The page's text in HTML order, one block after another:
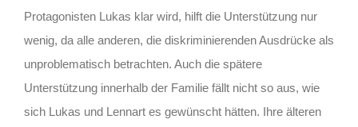
Protagonisten Lukas klar wird, hilft die Unterstützung nur
wenig, da alle anderen, die diskriminierenden Ausdrücke als
unproblematisch betrachten. Auch die spätere
Unterstützung innerhalb der Familie fällt nicht so aus, wie
sich Lukas und Lennart es gewünscht hätten. Ihre älteren